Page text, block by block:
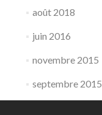
août 2018
juin 2016
novembre 2015
septembre 2015